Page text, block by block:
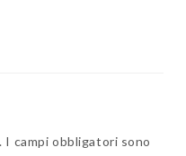
I campi obbligatori sono